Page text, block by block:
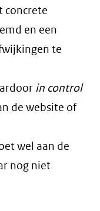
concrete
en een
te
in control
de website of
wel aan de
nog niet